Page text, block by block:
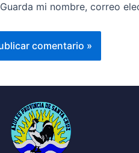
Guarda mi nombre, correo